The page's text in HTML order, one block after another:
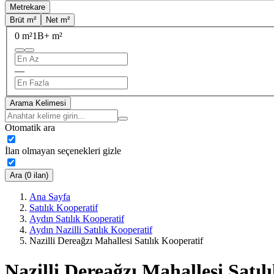
Metrekare
Brüt m²
Net m²
0 m²1B+ m²
—
Arama Kelimesi
Otomatik ara
İlan olmayan seçenekleri gizle
Ara (0 ilan)
Ana Sayfa
Satılık Kooperatif
Aydın Satılık Kooperatif
Aydın Nazilli Satılık Kooperatif
Nazilli Dereağzı Mahallesi Satılık Kooperatif